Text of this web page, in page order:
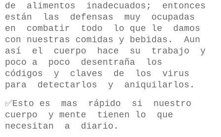
de alimentos inadecuados; entonces
están las defensas muy ocupadas
en combatir todo lo que le damos
con nuestras comidas y bebidas. Aun
así el cuerpo hace su trabajo y
poco a poco desentraña los
códigos y claves de los virus
para detectarlos y aniquilarlos.
✅Esto es mas rápido si nuestro
cuerpo y mente tienen lo que
necesitan a diario.